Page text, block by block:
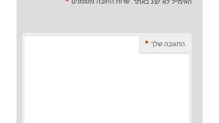
התגובה שלך *